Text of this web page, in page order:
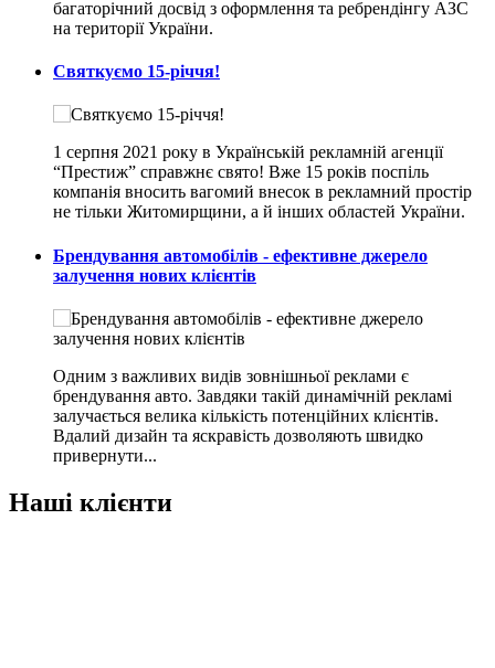
багаторічний досвід з оформлення та ребрендінгу АЗС
на території України.
Святкуємо 15-річчя!
1 серпня 2021 року в Українській рекламній агенції
“Престиж” справжнє свято! Вже 15 років поспіль
компанія вносить вагомий внесок в рекламний простір
не тільки Житомирщини, а й інших областей України.
Брендування автомобілів - ефективне джерело
залучення нових клієнтів
Одним з важливих видів зовнішньої реклами є
брендування авто. Завдяки такій динамічній рекламі
залучається велика кількість потенційних клієнтів.
Вдалий дизайн та яскравість дозволяють швидко
привернути...
Наші клієнти